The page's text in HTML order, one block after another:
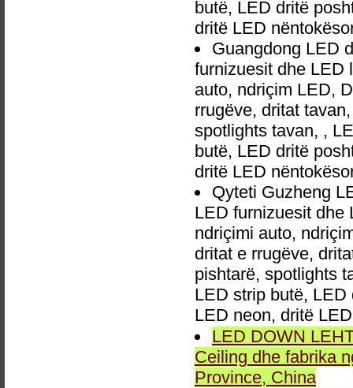
butë, LED dritë
dritë LED
Guangdong LED
furnizuesit dhe LED
auto, ndriçim LED,
rrugëve, dritat
spotlights tavan, ,
butë, LED dritë
dritë LED
Qyteti Guzheng
LED furnizuesit dhe
ndriçimi auto,
dritat e rrugëve,
pishtarë, spotlights
LED strip butë,
LED neon, dritë
LED DOWN
Ceiling dhe fabrika
Province, China